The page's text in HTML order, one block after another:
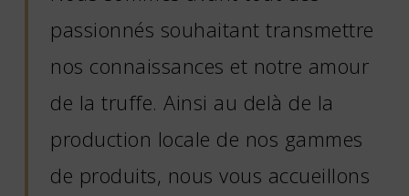
passionnés souhaitant transmettre
nos connaissances et notre amour
de la truffe. Ainsi au delà de la
production locale de nos gammes
de produits, nous vous accueillons